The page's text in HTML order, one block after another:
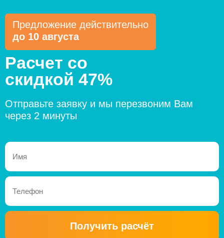
Предложение действительно
до 10 августа
Расчет со
скидкой 47%
Отправьте заявку и мы перезвоним Вам
через 2 минуты
Получить расчёт